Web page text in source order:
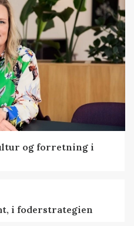
og forretning i
i foderstrategien